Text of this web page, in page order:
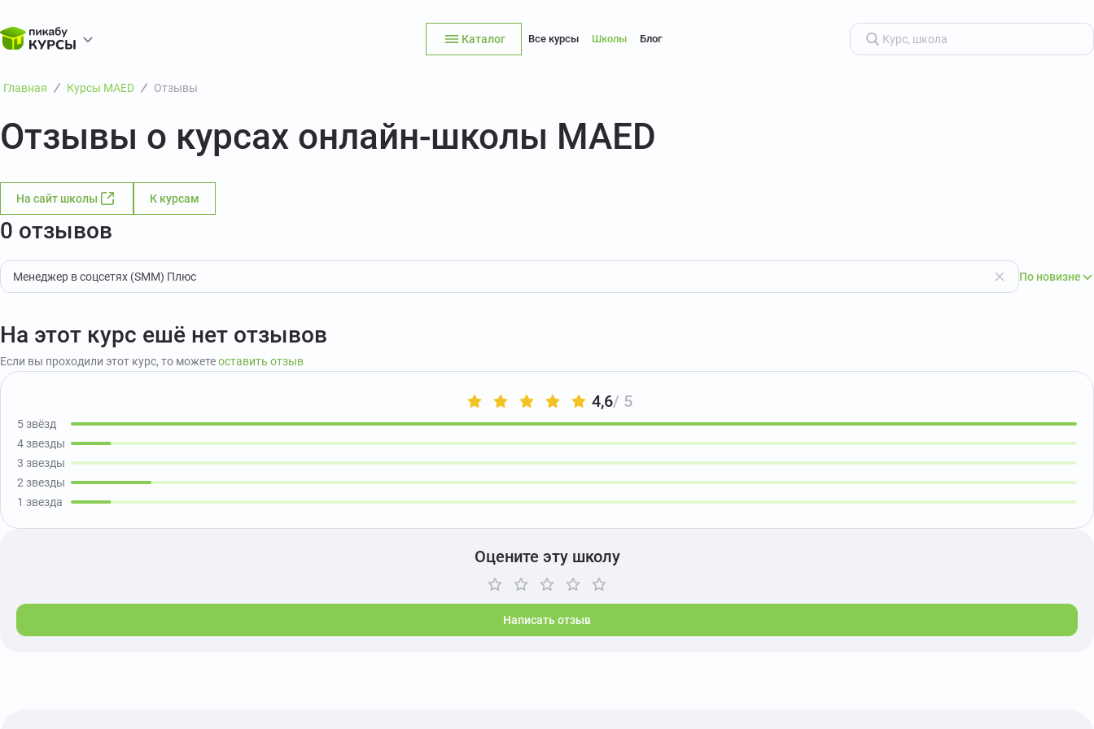
Каталог Все курсы Школы Блог
Главная Курсы MAED Отзывы
Отзывы о курсах онлайн-школы MAED
На сайт школы К курсам
0 отзывов
Менеджер в соцсетях (SMM) Плюс По новизне
На этот курс ешё нет отзывов
Если вы проходили этот курс, то можетеоставить отзыв
4,6/ 5
5 звёзд
4 звезды
3 звезды
2 звезды
1 звезда
Оцените эту школу
Написать отзыв